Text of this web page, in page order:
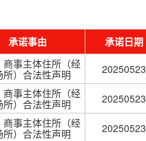
承诺事由 承诺日期
商事主体住所（经
所）合法性声明
20250523
商事主体住所（经
所）合法性声明
20250523
商事主体住所（经
所）合法性声明
20250523